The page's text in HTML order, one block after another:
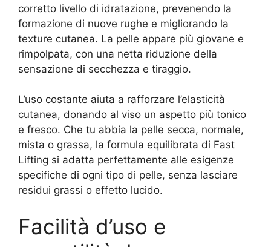
corretto livello di idratazione, prevenendo la
formazione di nuove rughe e migliorando la
texture cutanea. La pelle appare più giovane e
rimpolpata, con una netta riduzione della
sensazione di secchezza e tiraggio.
L’uso costante aiuta a rafforzare l’elasticità
cutanea, donando al viso un aspetto più tonico
e fresco. Che tu abbia la pelle secca, normale,
mista o grassa, la formula equilibrata di Fast
Lifting si adatta perfettamente alle esigenze
specifiche di ogni tipo di pelle, senza lasciare
residui grassi o effetto lucido.
Facilità d’uso e